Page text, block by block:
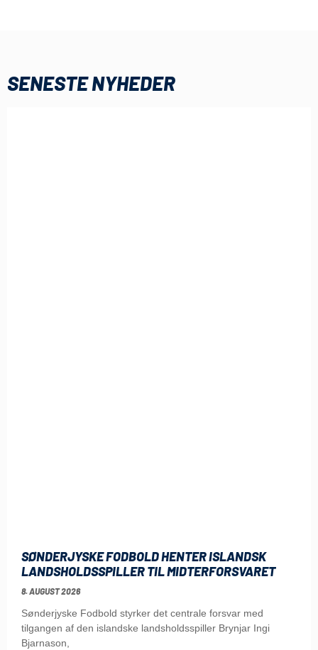
SENESTE NYHEDER
SØNDERJYSKE FODBOLD HENTER ISLANDSK
LANDSHOLDSSPILLER TIL MIDTERFORSVARET
8. AUGUST 2026
Sønderjyske Fodbold styrker det centrale forsvar med
tilgangen af den islandske landsholdsspiller Brynjar Ingi
Bjarnason,